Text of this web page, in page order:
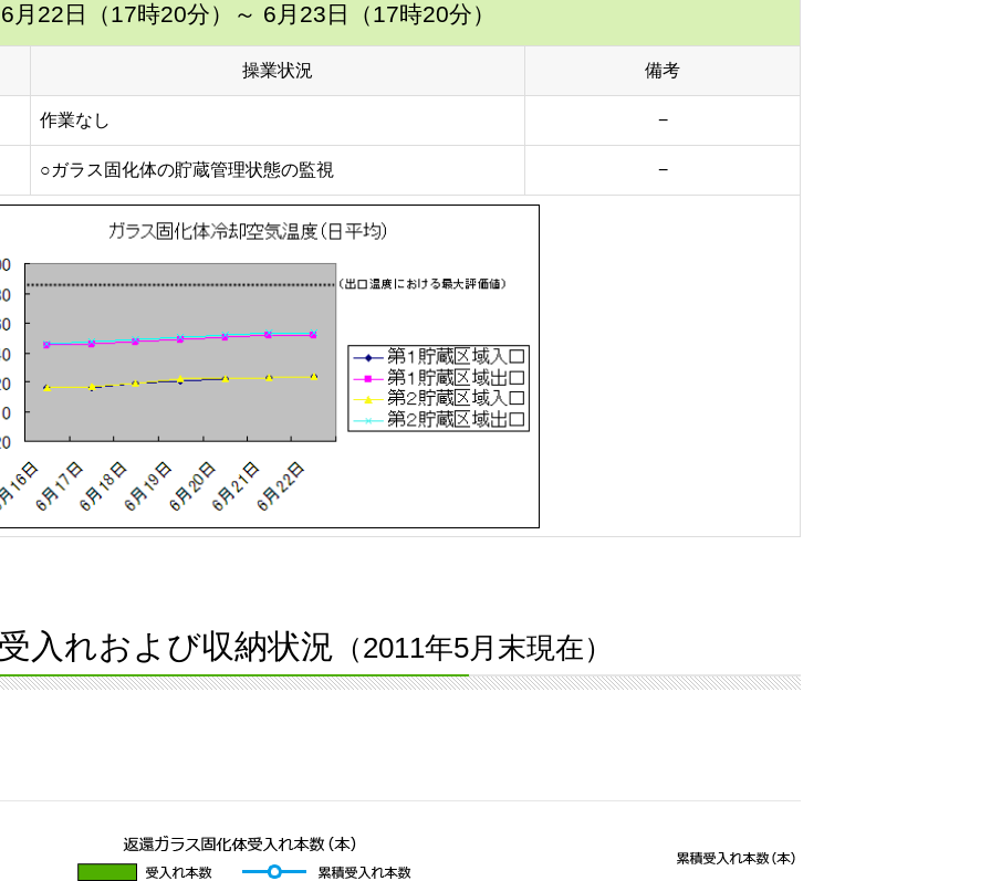
6月22日（17時20分） ～ 6月23日（17時20分）
操業状況 備考
作業なし −
○ガラス固化体の貯蔵管理状態の監視 −
入れおよび収納状況 （2011年5月末現在）